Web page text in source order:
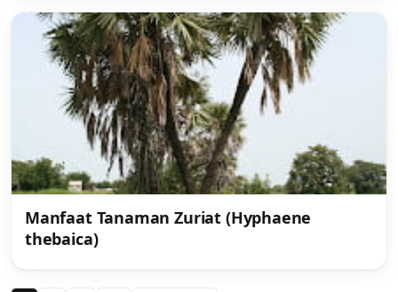
Manfaat Tanaman Zuriat (Hyphaene
thebaica)